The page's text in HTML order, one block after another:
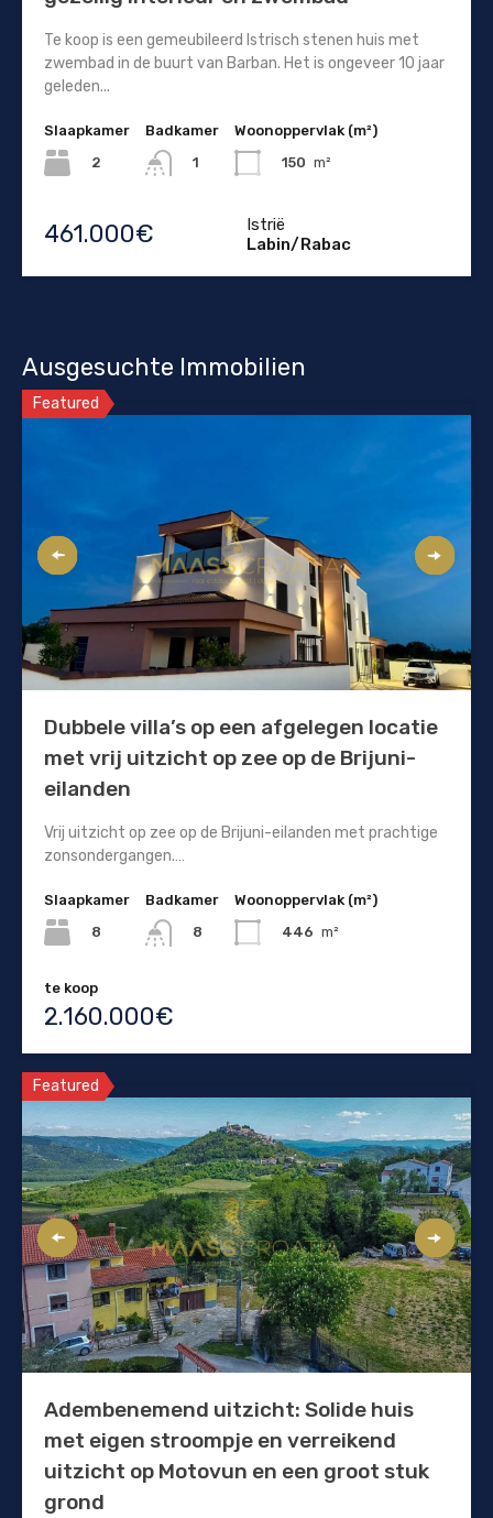
Te koop is een gemeubileerd Istrisch stenen huis met
zwembad in de buurt van Barban. Het is ongeveer 10 jaar
geleden...
Slaapkamer
2
Badkamer
1
Woonoppervlak (m²)
150 m²
461.000€
Istrië
Labin/Rabac
Ausgesuchte Immobilien
Featured
Dubbele villa’s op een afgelegen locatie
met vrij uitzicht op zee op de Brijuni-
eilanden
Vrij uitzicht op zee op de Brijuni-eilanden met prachtige
zonsondergangen.…
Slaapkamer
8
Badkamer
8
Woonoppervlak (m²)
446 m²
te koop
2.160.000€
Featured
Adembenemend uitzicht: Solide huis
met eigen stroompje en verreikend
uitzicht op Motovun en een groot stuk
grond